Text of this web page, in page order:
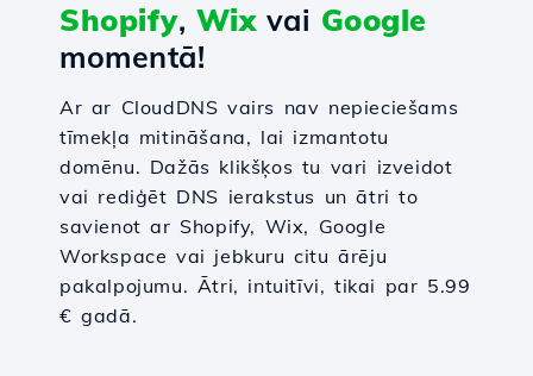
Shopify, Wixvai Google
momentā!
Ar ar CloudDNS vairs nav nepieciešams
tīmekļa mitināšana, lai izmantotu
domēnu. Dažās klikšķos tu vari izveidot
vai rediģēt DNS ierakstus un ātri to
savienot ar Shopify, Wix, Google
Workspace vai jebkuru citu ārēju
pakalpojumu. Ātri, intuitīvi, tikai par 5.99
€ gadā.